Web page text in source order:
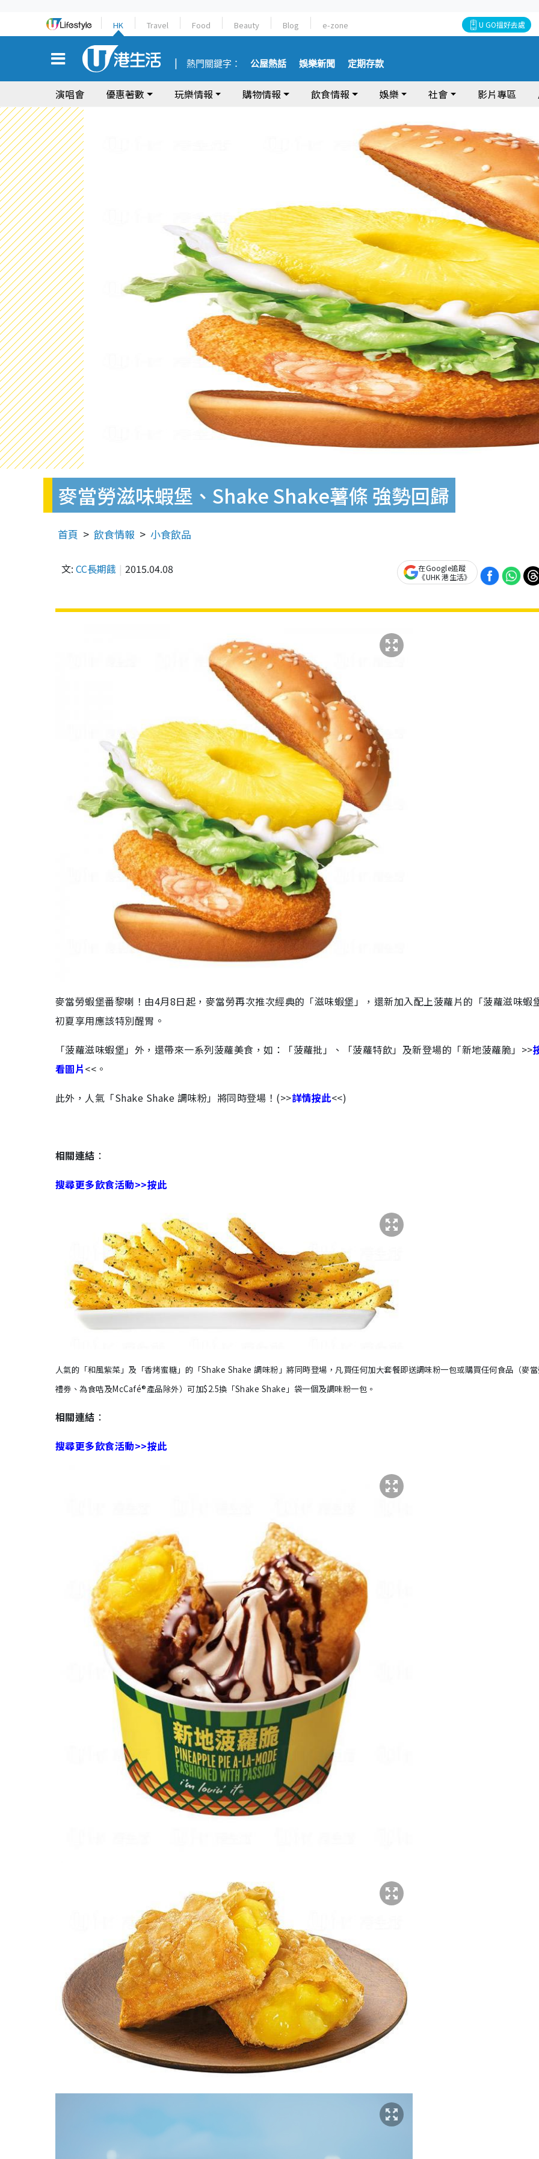
HK Travel Food Beauty Blog e-zone U GO搵好去處
熱門關鍵字： 公屋熱話 娛樂新聞 定期存款
演唱會 優惠著數 玩樂情報 購物情報 飲食情報 娛樂 社會 影片專區
麥當勞滋味蝦堡、Shake Shake薯條 強勢回歸
首頁 飲食情報 小食飲品
文: CC長期餓 2015.04.08
在Google追蹤
《UHK 港生活》
麥當勞蝦堡番黎喇！由4月8日起，麥當勞再次推次經典的「滋味蝦堡」，還新加入配上菠蘿片的「菠蘿滋味蝦
初夏享用應該特別醒胃。
「菠蘿滋味蝦堡」外，還帶來一系列菠蘿美食，如：「菠蘿批」、「菠蘿特飲」及新登場的「新地菠蘿脆」>>
看圖片<<。
此外，人氣「Shake Shake 調味粉」將同時登場！(>>詳情按此<<)
相關連結 ：
搜尋更多飲食活動>>按此
人氣的「和風紫菜」及「香烤蜜糖」的「Shake Shake 調味粉」將同時登場，凡買任何加大套餐即送調味粉一包或購買任何食品（麥
禮劵、為食咭及McCafé®產品除外）可加$2.5換「Shake Shake」袋一個及調味粉一包。
相關連結 ：
搜尋更多飲食活動>>按此